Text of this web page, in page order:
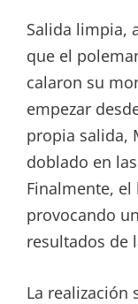
Salida limpia,
que el
calaron su
empezar
propia salida,
doblado en
Finalmente,
provocando
resultados de
La realización